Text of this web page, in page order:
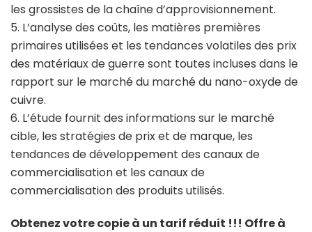
les grossistes de la chaîne d’approvisionnement.
5. L’analyse des coûts, les matières premières
primaires utilisées et les tendances volatiles des prix
des matériaux de guerre sont toutes incluses dans le
rapport sur le marché du marché du nano-oxyde de
cuivre.
6. L’étude fournit des informations sur le marché
cible, les stratégies de prix et de marque, les
tendances de développement des canaux de
commercialisation et les canaux de
commercialisation des produits utilisés.
Obtenez votre copie à un tarif réduit !!! Offre à